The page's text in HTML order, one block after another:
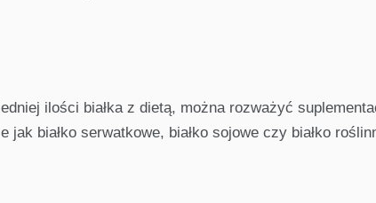
ilości białka z dietą, można rozważyć
jak białko serwatkowe, białko sojowe czy białko